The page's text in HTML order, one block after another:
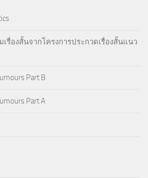
เรื่องสั้นจากโครงการประกวดเรื่องสั้นแนว
Part B
Part A